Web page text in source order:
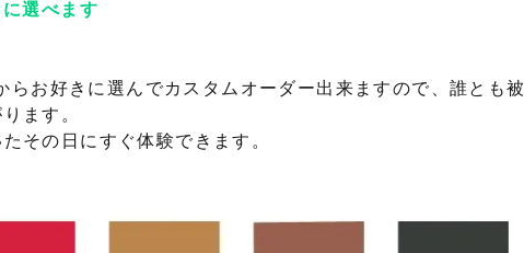
選べます
お好きに選んでカスタムオーダー出来ますので、誰とも被
ます。
その日にすぐ体験できます。